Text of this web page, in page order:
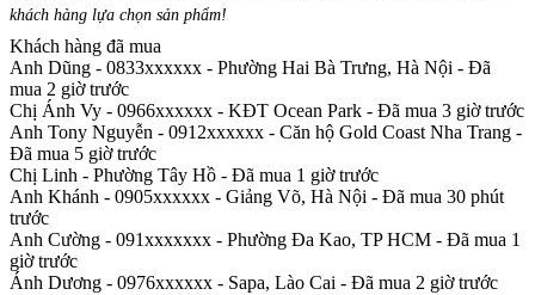
khách hàng lựa chọn sản phẩm!
Khách hàng đã mua
Anh Dũng - 0833xxxxxx - Phường Hai Bà Trưng, Hà Nội - Đã
mua 2 giờ trước
Chị Ánh Vy - 0966xxxxxx - KĐT Ocean Park - Đã mua 3 giờ trước
Anh Tony Nguyễn - 0912xxxxxx - Căn hộ Gold Coast Nha Trang -
Đã mua 5 giờ trước
Chị Linh - Phường Tây Hồ - Đã mua 1 giờ trước
Anh Khánh - 0905xxxxxx - Giảng Võ, Hà Nội - Đã mua 30 phút
trước
Anh Cường - 091xxxxxxx - Phường Đa Kao, TP HCM - Đã mua 1
giờ trước
Ánh Dương - 0976xxxxxx - Sapa, Lào Cai - Đã mua 2 giờ trước